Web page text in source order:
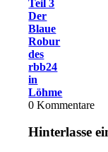
Teil 3
Der
Blaue
Robur
des
rbb24
in
Löhme
0 Kommentare
Hinterlasse